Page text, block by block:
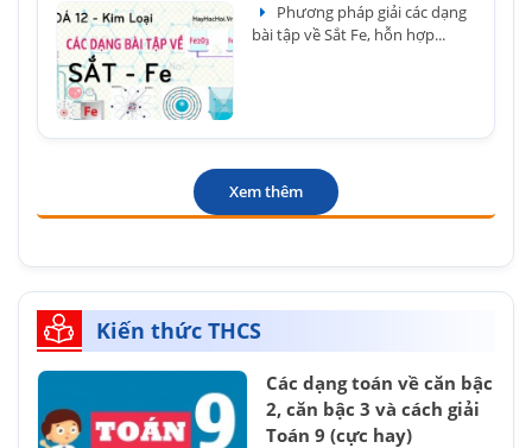
Phương pháp giải các dạng
bài tập về Sắt Fe, hỗn hợp...
Xem thêm
Kiến thức THCS
Các dạng toán về căn bậc
2, căn bậc 3 và cách giải
Toán 9 (cực hay)